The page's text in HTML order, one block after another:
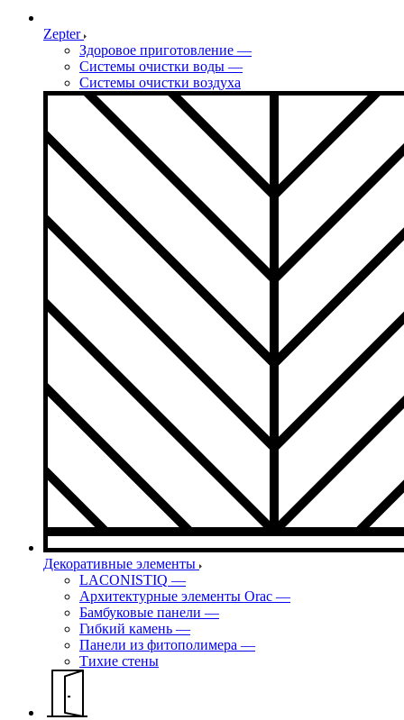
Zepter
Здоровое приготовление —
Системы очистки воды —
Системы очистки воздуха
Декоративные элементы
LACONISTIQ —
Архитектурные элементы Orac —
Бамбуковые панели —
Гибкий камень —
Панели из фитополимера —
Тихие стены